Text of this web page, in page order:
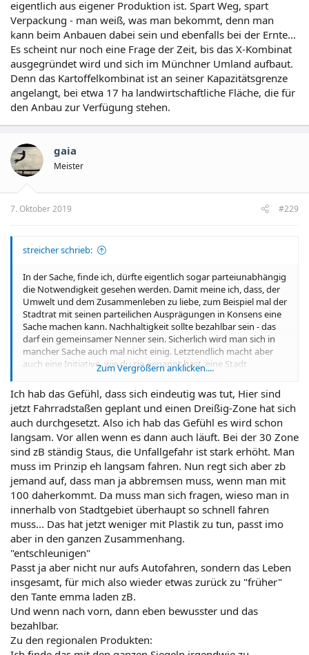
eigentlich aus eigener Produktion ist. Spart Weg, spart
Verpackung - man weiß, was man bekommt, denn man
kann beim Anbauen dabei sein und ebenfalls bei der Ernte...
Es scheint nur noch eine Frage der Zeit, bis das X-Kombinat
ausgegründet wird und sich im Münchner Umland aufbaut.
Denn das Kartoffelkombinat ist an seiner Kapazitätsgrenze
angelangt, bei etwa 17 ha landwirtschaftliche Fläche, die für
den Anbau zur Verfügung stehen.
gaia
Meister
7. Oktober 2019 #229
streicher schrieb:
In der Sache, finde ich, dürfte eigentlich sogar parteiunabhängig
die Notwendigkeit gesehen werden. Damit meine ich, dass, der
Umwelt und dem Zusammenleben zu liebe, zum Beispiel mal der
Stadtrat mit seinen parteilichen Ausprägungen in Konsens eine
Sache machen kann. Nachhaltigkeit sollte bezahlbar sein - das
darf ein gemeinsamer Nenner sein. Sicherlich wird man sich in
mancher Sache auch mal nicht einig. Letztendlich macht aber
auch eine Initiative, wie du sie genannt hast, eine Stadt
lebenswerter, in dem Falle die Großstadt Augsburg.
Zum Vergrößern anklicken....
Ich hab das Gefühl, dass sich eindeutig was tut, Hier sind
jetzt Fahrradstaßen geplant und einen Dreißig-Zone hat sich
auch durchgesetzt. Also ich hab das Gefühl es wird schon
langsam. Vor allen wenn es dann auch läuft. Bei der 30 Zone
sind zB ständig Staus, die Unfallgefahr ist stark erhöht. Man
muss im Prinzip eh langsam fahren. Nun regt sich aber zb
jemand auf, dass man ja abbremsen muss, wenn man mit
100 daherkommt. Da muss man sich fragen, wieso man in
innerhalb von Stadtgebiet überhaupt so schnell fahren
muss... Das hat jetzt weniger mit Plastik zu tun, passt imo
aber in den ganzen Zusammenhang.
"entschleunigen"
Passt ja aber nicht nur aufs Autofahren, sondern das Leben
insgesamt, für mich also wieder etwas zurück zu "früher"
den Tante emma laden zB.
Und wenn nach vorn, dann eben bewusster und das
bezahlbar.
Zu den regionalen Produkten: